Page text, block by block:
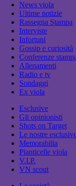
News viola
Ultime notizie
Rassegna Stampa
Interviste
Infortuni
Gossip e curiosità
Conferenze
Allenamenti
Radio e tv
Sondaggi
Ex viola
Esclusive
Gli opinionisti
Shots on Target
Le nostre
Memorabilia
Pianticelle viola
V.I.P.
VN scout